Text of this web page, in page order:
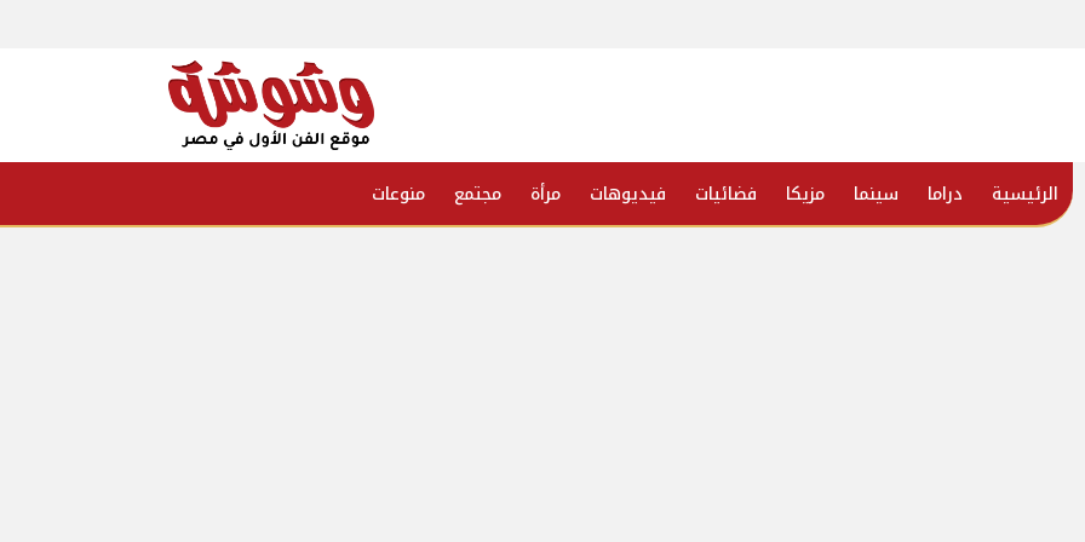
الرئيسية دراما سينما مزيكا فضائيات فيديوهات مرأة مجتمع منوعات